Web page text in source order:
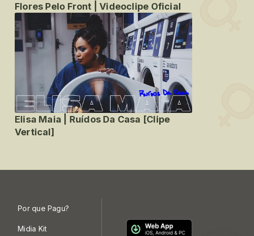
Flores Pelo Front | Videoclipe Oficial
Elisa Maia | Ruídos Da Casa [Clipe
Vertical]
Por que Pagu?
Midia Kit